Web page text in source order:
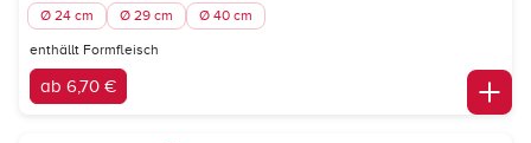
Ø 24 cm Ø 29 cm Ø 40 cm
enthällt Formfleisch
ab 6,70 €